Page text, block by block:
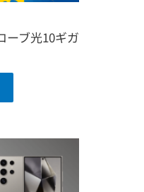
ーブ光10ギガ